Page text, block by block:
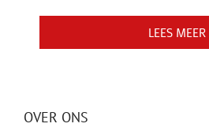
LEES MEER
LEES MEER
OVER ONS